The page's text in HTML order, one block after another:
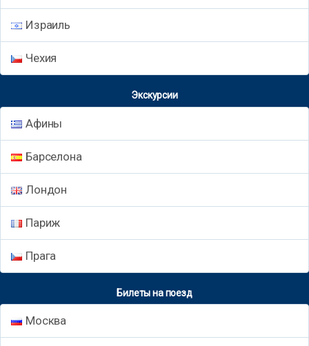
Израиль
Чехия
Экскурсии
Афины
Барселона
Лондон
Париж
Прага
Билеты на поезд
Москва